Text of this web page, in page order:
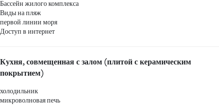
Бассейн жилого комплекса
Виды на пляж
первой линии моря
Доступ в интернет
Кухня, совмещенная с залом (плитой с керамическим
покрытием)
холодильник
микроволновая печь